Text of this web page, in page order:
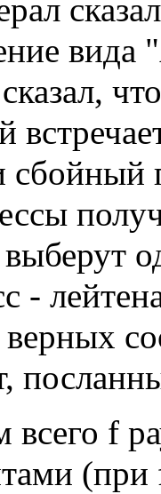
вида
-
верных
f